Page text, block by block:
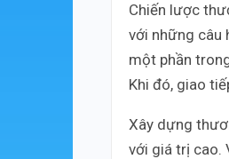
Chiến lược
với những câu
một phần
Khi đó, giao
Xây dựng
với giá trị cao.